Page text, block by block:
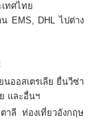
ทศไทย
EMS, DHL ไปต่าง
ออสเตรเลีย ยื่นวีซ่า
และอื่นฯ
าลี ท่องเที่ยวอังกฤษ